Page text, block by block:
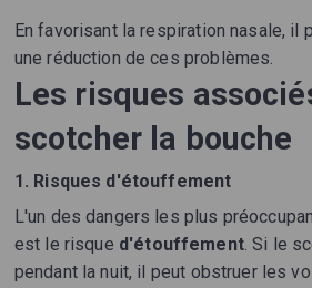
En favorisant la respiration nasale, il
une réduction de ces problèmes.
Les risques
scotcher la bouche
1. Risques d'étouffement
L'un des dangers les plus
est le risque d'étouffement. Si le
pendant la nuit, il peut obstruer les